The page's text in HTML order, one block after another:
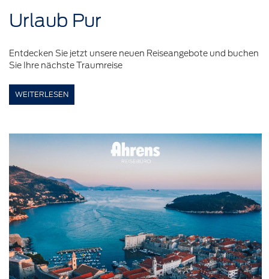
Urlaub Pur
Entdecken Sie jetzt unsere neuen Reiseangebote und buchen
Sie Ihre nächste Traumreise
WEITERLESEN